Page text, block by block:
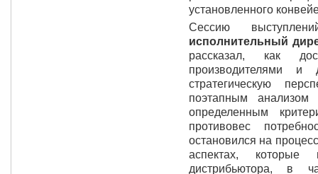
установленного
Сессию
исполнительный
рассказал, как
производителями
стратегическую
поэтапным анализом
определенным
противовес
остановился на
аспектах,
дистрибьютора, в